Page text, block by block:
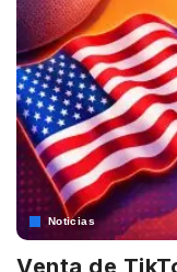
Noticias
Venta de